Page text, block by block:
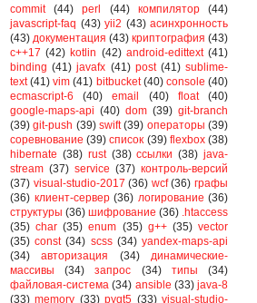
commit
(44) perl (44) компилятор
(44)
javascript-faq (43) yii2 (43) асинхронность
(43) документация (43) криптография (43)
c++17 (42) kotlin (42) android-edittext (41)
binding (41) javafx (41) post (41) sublime-
text (41) vim (41) bitbucket (40) console (40)
ecmascript-6
(40) email (40) float
(40)
google-maps-api (40) dom (39) git-branch
(39) git-push (39) swift (39) операторы (39)
соревнование (39) список (39) flexbox (38)
hibernate (38) rust (38) ссылки (38) java-
stream (37) service (37) контроль-версий
(37) visual-studio-2017 (36) wcf (36) графы
(36) клиент-сервер (36) логирование (36)
структуры (36) шифрование (36) .htaccess
(35) char (35) enum (35) g++ (35) vector
(35) const (34) scss (34) yandex-maps-api
(34)
авторизация (34)
динамические-
массивы
(34) запрос (34) типы
(34)
файловая-система (34) ansible (33) java-8
(33) memory (33) pyqt5 (33) visual-studio-